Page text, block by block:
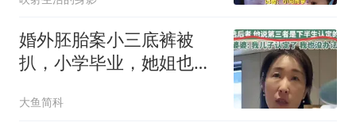
婚外胚胎案小三底裤被
扒，小学毕业，她姐也傍
大鱼简科